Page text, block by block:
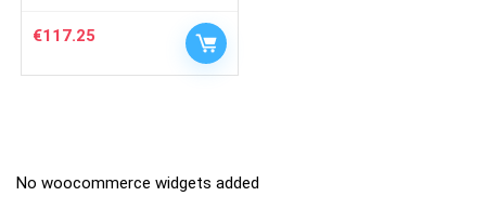
€117.25
No woocommerce widgets added